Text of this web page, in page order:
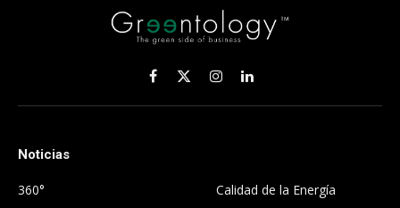
Facebook
X
(Twitter)
InstagramLinkedIn
Noticias
360°
Calidad de la Energía